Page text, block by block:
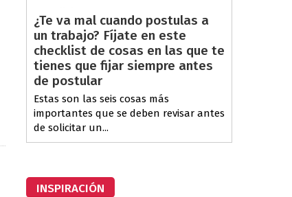
¿Te va mal cuando postulas a
un trabajo? Fíjate en este
checklist de cosas en las que te
tienes que fijar siempre antes
de postular
Estas son las seis cosas más
importantes que se deben revisar antes
de solicitar un...
INSPIRACIÓN